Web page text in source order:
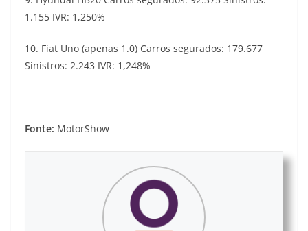
1.155 IVR: 1,250%
10. Fiat Uno (apenas 1.0) Carros segurados: 179.677
Sinistros: 2.243 IVR: 1,248%
Fonte: MotorShow